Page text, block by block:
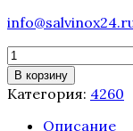
Количество
товара
Полотно
ленточной
пилы
В корзину
Категория: 4260
Описание